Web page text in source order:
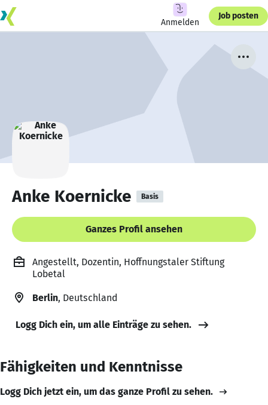
Anmelden
Job posten
Anke Koernicke Basis
Ganzes Profil ansehen
Angestellt, Dozentin, Hoffnungstaler Stiftung
Lobetal
Berlin, Deutschland
Logg Dich ein, um alle Einträge zu sehen.
Fähigkeiten und Kenntnisse
Logg Dich jetzt ein, um das ganze Profil zu sehen.